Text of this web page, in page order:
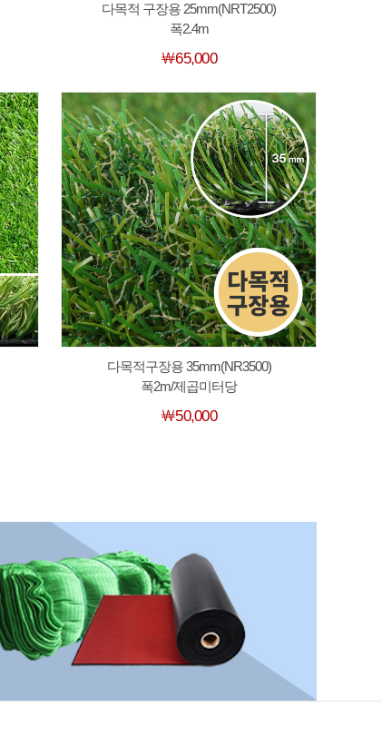
다목적 구장용 25mm(NRT2500)
폭2.4m
￦65,000
다목적구장용 35mm(NR3500)
폭2m/제곱미터당
￦50,000